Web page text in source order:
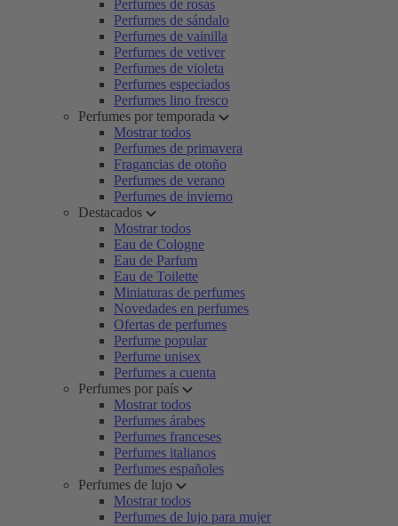
Perfumes de rosas
Perfumes de sándalo
Perfumes de vainilla
Perfumes de vetiver
Perfumes de violeta
Perfumes especiados
Perfumes lino fresco
Perfumes por temporada
Mostrar todos
Perfumes de primavera
Fragancias de otoño
Perfumes de verano
Perfumes de invierno
Destacados
Mostrar todos
Eau de Cologne
Eau de Parfum
Eau de Toilette
Miniaturas de perfumes
Novedades en perfumes
Ofertas de perfumes
Perfume popular
Perfume unisex
Perfumes a cuenta
Perfumes por país
Mostrar todos
Perfumes árabes
Perfumes franceses
Perfumes italianos
Perfumes españoles
Perfumes de lujo
Mostrar todos
Perfumes de lujo para mujer